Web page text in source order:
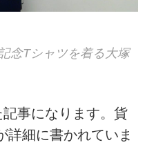
念Tシャツを着る大塚
事になります。貨
詳細に書かれていま